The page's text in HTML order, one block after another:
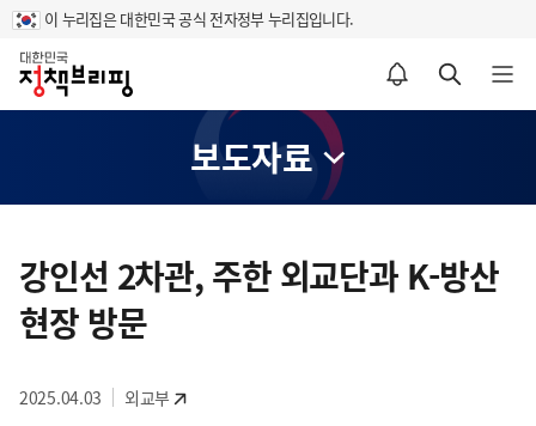
이 누리집은 대한민국 공식 전자정부 누리집입니다.
홈
알림설정 바로가기 검색 바로가기 메뉴 열기
보도자료
텐
츠
영
강인선 2차관, 주한 외교단과 K-방산
현장 방문
2025.04.03 외교부